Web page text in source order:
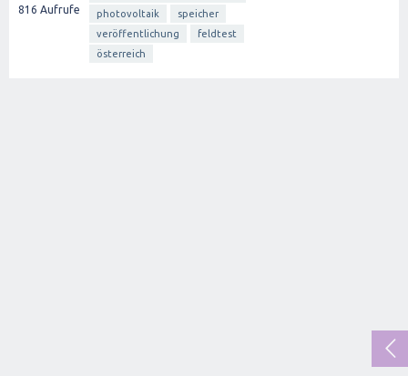
816 Aufrufe
photovoltaik
speicher
veröffentlichung
feldtest
österreich